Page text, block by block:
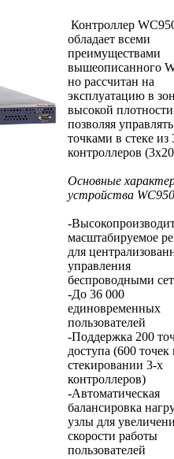
Контроллер
обладает всеми
преимуществами
вышеописанного
но рассчитан на
эксплуатацию в
высокой плотности
позволяя
точками в стеке из
контроллеров
Основные
устройства
-
масштабируемое
для
управления
беспроводными
-До 36 000
единовременных
пользователей
-Поддержка 200
доступа (600 точек
стекировании 3-х
контроллеров)
-Автоматическая
балансировка
узлы для
скорости работы
пользователей